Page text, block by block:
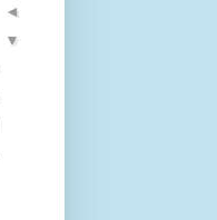
◄
▼